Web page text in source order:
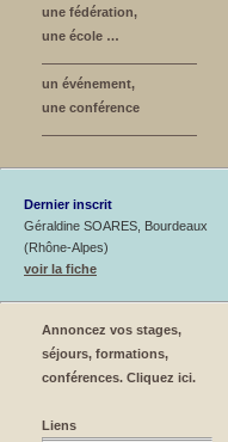
une fédération,
une école …
un événement,
une conférence
Dernier inscrit
Géraldine SOARES, Bourdeaux
(Rhône-Alpes)
voir la fiche
Annoncez vos stages,
séjours, formations,
conférences. Cliquez ici.
Liens